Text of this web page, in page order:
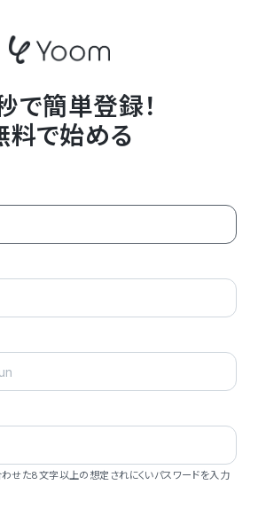
で簡単登録！
料で始める
せた8文字以上の想定されにくいパスワードを入力